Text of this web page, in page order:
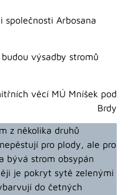
společnosti Arbosana
výsadby stromů
věcí MÚ Mníšek pod
Brdy
z několika druhů
pro plody, ale pro
bývá strom obsypán
je pokryt sytě zelenými
do četných